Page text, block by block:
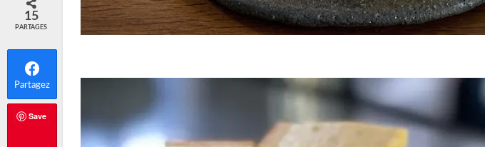
15
PARTAGES
Partagez
Save